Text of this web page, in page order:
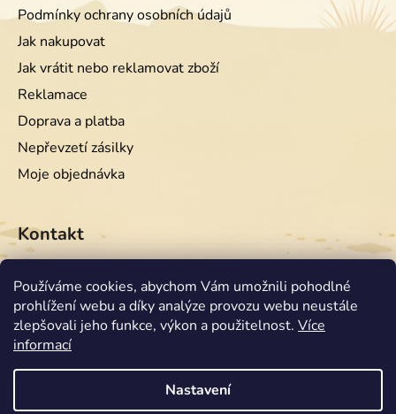
Používáme cookies, abychom Vám umožnili pohodlné
prohlížení webu a díky analýze provozu webu neustále
zlepšovali jeho funkce, výkon a použitelnost. Více
informací
Nastavení
Podmínky ochrany osobních údajů
Jak nakupovat
Jak vrátit nebo reklamovat zboží
Reklamace
Doprava a platba
Nepřevzetí zásilky
Moje objednávka
Kontakt
info @equiwest.cz
+420724001554